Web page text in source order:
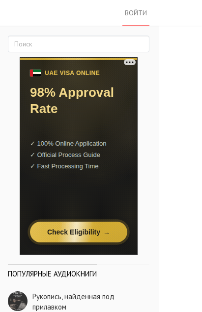
ВОЙТИ
ПОПУЛЯРНЫЕ АУДИОКНИГИ
Рукопись, найденная под
прилавком